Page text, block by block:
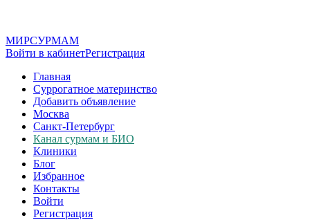
МИРСУРМАМ
Войти в кабинетРегистрация
Главная
Суррогатное материнство
Добавить объявление
Москва
Санкт-Петербург
Канал сурмам и БИО
Клиники
Блог
Избранное
Контакты
Войти
Регистрация